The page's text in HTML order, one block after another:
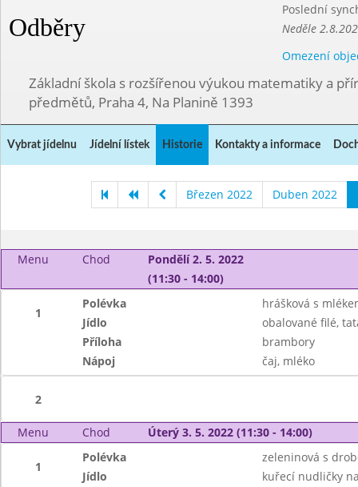
Odběry
Poslední
Neděle
Omezení
Základní škola s rozšířenou výukou matematiky a
předmětů, Praha 4, Na Planině 1393
Vybrat jídelnu Jídelní lístek Historie Kontakty a informace
Březen 2022 Duben 2022
Menu Chod
Pondělí 2. 5. 2022
(11:30 - 14:00)
1
Polévka
hrášková s
Jídlo
obalované filé,
Příloha
brambory
Nápoj
čaj, mléko
2
Menu Chod Úterý 3. 5. 2022 (11:30 - 14:00)
1
Polévka
zeleninová s
Jídlo
kuřecí nudličky